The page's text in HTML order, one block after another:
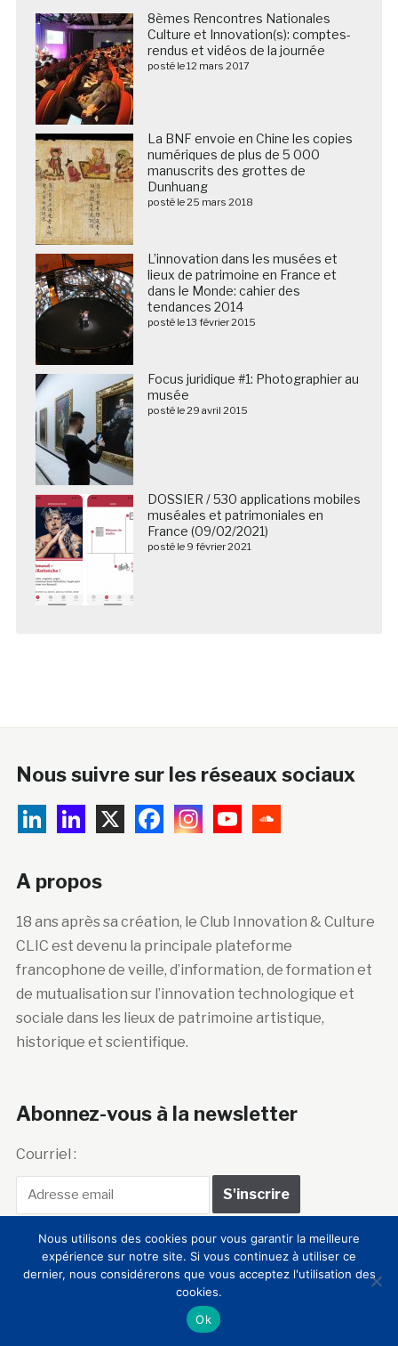
8èmes Rencontres Nationales
Culture et Innovation(s): comptes-
rendus et vidéos de la journée
posté le 12 mars 2017
La BNF envoie en Chine les copies
numériques de plus de 5 000
manuscrits des grottes de
Dunhuang
posté le 25 mars 2018
L’innovation dans les musées et
lieux de patrimoine en France et
dans le Monde: cahier des
tendances 2014
posté le 13 février 2015
Focus juridique #1: Photographier au
musée
posté le 29 avril 2015
DOSSIER / 530 applications mobiles
muséales et patrimoniales en
France (09/02/2021)
posté le 9 février 2021
Nous suivre sur les réseaux sociaux
A propos
18 ans après sa création, le Club Innovation & Culture
CLIC est devenu la principale plateforme
francophone de veille, d’information, de formation et
de mutualisation sur l’innovation technologique et
sociale dans les lieux de patrimoine artistique,
historique et scientifique.
Abonnez-vous à la newsletter
Courriel :
Club Innovation &
Nous utilisons des cookies pour vous garantir la meilleure
expérience sur notre site. Si vous continuez à utiliser ce
dernier, nous considérerons que vous acceptez l'utilisation des
cookies.
Ok